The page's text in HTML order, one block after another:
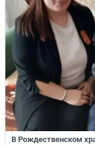
В Рождественском